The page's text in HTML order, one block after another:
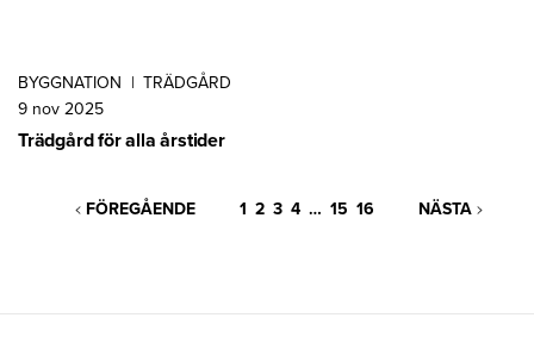
BYGGNATION | TRÄDGÅRD
9 nov 2025
Trädgård för alla årstider
FÖREGÅENDE 1 2 3 4 … 15 16 NÄSTA